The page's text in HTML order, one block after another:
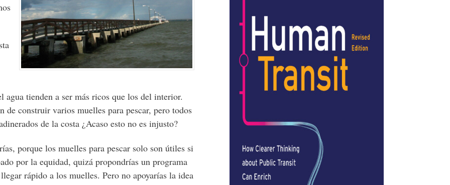
agua tienden a ser más ricos que los del interior.
de construir varios muelles para pescar, pero todos
de la costa ¿Acaso esto no es injusto?
porque los muelles para pescar solo son útiles si
por la equidad, quizá propondrías un programa
rápido a los muelles. Pero no apoyarías la idea